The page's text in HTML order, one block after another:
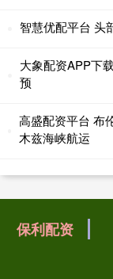
智慧优配平台 头
大象配资APP下
预
高盛配资平台 布
木兹海峡航运
保利配资